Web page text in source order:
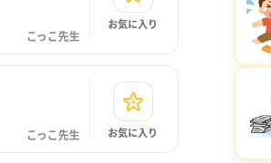
こっこ先生
お気に入り
こっこ先生 お気に入り